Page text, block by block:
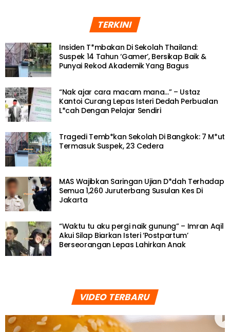
TERKINI
Insiden T*mbakan Di Sekolah Thailand:
Suspek 14 Tahun ‘Gamer’, Bersikap Baik &
Punyai Rekod Akademik Yang Bagus
“Nak ajar cara macam mana…” – Ustaz
Kantoi Curang Lepas Isteri Dedah Perbualan
L*cah Dengan Pelajar Sendiri
Tragedi Temb*kan Sekolah Di Bangkok: 7 M*ut
Termasuk Suspek, 23 Cedera
MAS Wajibkan Saringan Ujian D*dah Terhadap
Semua 1,260 Juruterbang Susulan Kes Di
Jakarta
“Waktu tu aku pergi naik gunung” – Imran Aqil
Akui Silap Biarkan Isteri ‘Postpartum’
Berseorangan Lepas Lahirkan Anak
VIDEO TERBARU